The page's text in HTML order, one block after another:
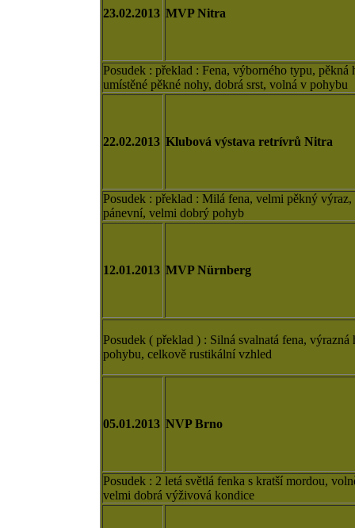
23.02.2013 MVP Nitra
Posudek : překlad : Fena, výborného typu,
umístěné pěkné nohy, dobrá srst, volná v pohybu
22.02.2013 Klubová výstava retrívrů Nitra
Posudek : překlad : Milá fena, velmi pěkný
pánevní, velmi dobrý pohyb
12.01.2013 MVP Nürnberg
Posudek ( překlad ) : Silná svalnatá fena,
pohybu, celkově rustikální vzhled
05.01.2013 NVP Brno
Posudek : 2 letá světlá fenka s kratší mordou,
velmi dobrá výživová kondice